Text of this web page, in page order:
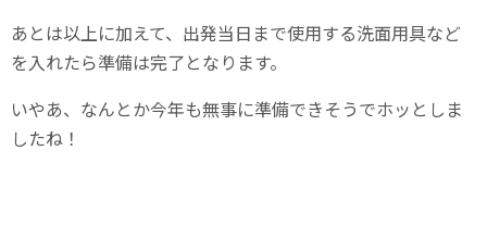
あとは以上に加えて、出発当日まで使用する洗面用具など
を入れたら準備は完了となります。
いやあ、なんとか今年も無事に準備できそうでホッとしま
したね！